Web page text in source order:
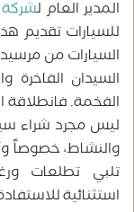
المدير العام لشركة
للسيارات تقديم
السيدان الفاخرة
الفخمة. فانطلاقة
ليس مجرد شراء
والنشاط، خصوصاً
تلبي تطلعات
استثنائية